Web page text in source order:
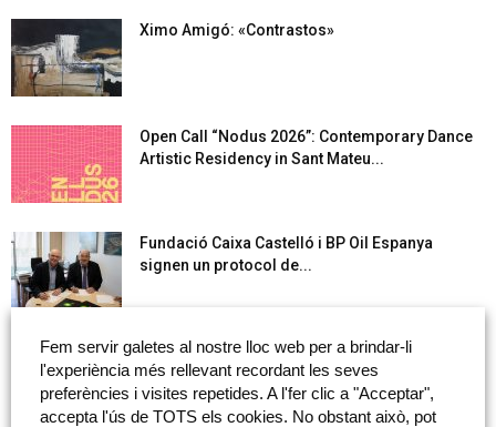
Ximo Amigó: «Contrastos»
Open Call “Nodus 2026”: Contemporary Dance
Artistic Residency in Sant Mateu...
Fundació Caixa Castelló i BP Oil Espanya
signen un protocol de...
Leonardo Bellés Castella: «Retrato de Salvador
Guinot»
Fem servir galetes al nostre lloc web per a brindar-li
l'experiència més rellevant recordant les seves
preferències i visites repetides. A l'fer clic a "Acceptar",
accepta l'ús de TOTS els cookies. No obstant això, pot